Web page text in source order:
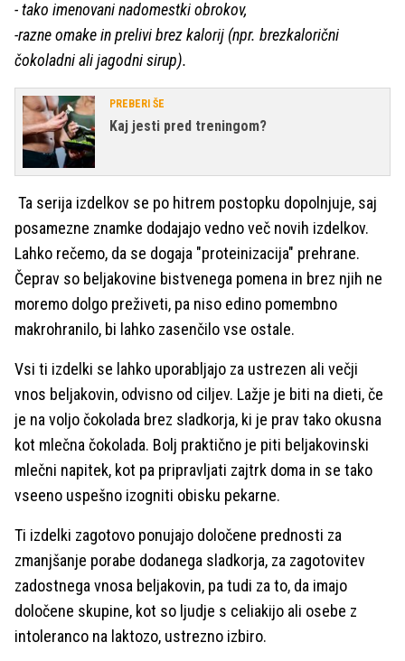
- tako imenovani nadomestki obrokov,
-razne omake in prelivi brez kalorij (npr. brezkalorični
čokoladni ali jagodni sirup).
PREBERI ŠE
Kaj jesti pred treningom?
Ta serija izdelkov se po hitrem postopku dopolnjuje, saj
posamezne znamke dodajajo vedno več novih izdelkov.
Lahko rečemo, da se dogaja "proteinizacija" prehrane.
Čeprav so beljakovine bistvenega pomena in brez njih ne
moremo dolgo preživeti, pa niso edino pomembno
makrohranilo, bi lahko zasenčilo vse ostale.
Vsi ti izdelki se lahko uporabljajo za ustrezen ali večji
vnos beljakovin, odvisno od ciljev. Lažje je biti na dieti, če
je na voljo čokolada brez sladkorja, ki je prav tako okusna
kot mlečna čokolada. Bolj praktično je piti beljakovinski
mlečni napitek, kot pa pripravljati zajtrk doma in se tako
vseeno uspešno izogniti obisku pekarne.
Ti izdelki zagotovo ponujajo določene prednosti za
zmanjšanje porabe dodanega sladkorja, za zagotovitev
zadostnega vnosa beljakovin, pa tudi za to, da imajo
določene skupine, kot so ljudje s celiakijo ali osebe z
intoleranco na laktozo, ustrezno izbiro.